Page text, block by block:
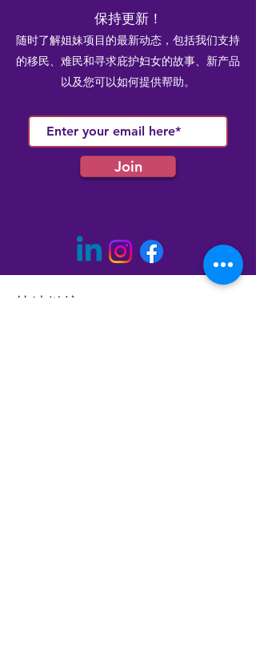
保持更新！
随时了解姐妹项目的最新动态，包括我们支持
的移民、难民和寻求庇护妇女的故事、新产品
以及您可以如何提供帮助。
Join
快速链接